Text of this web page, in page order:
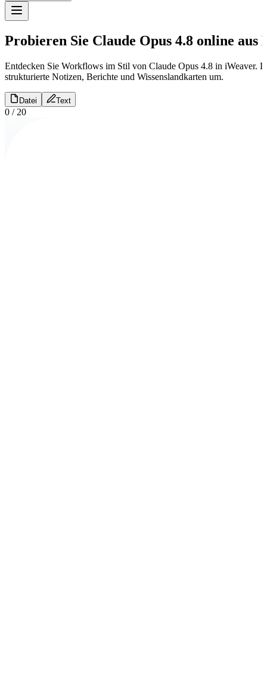
Probieren Sie Claude Opus 4.8 online
Entdecken Sie Workflows im Stil von Claude Opus 4.8 in iWeaver.
strukturierte Notizen, Berichte und Wissenslandkarten um.
Datei Text
0 / 20